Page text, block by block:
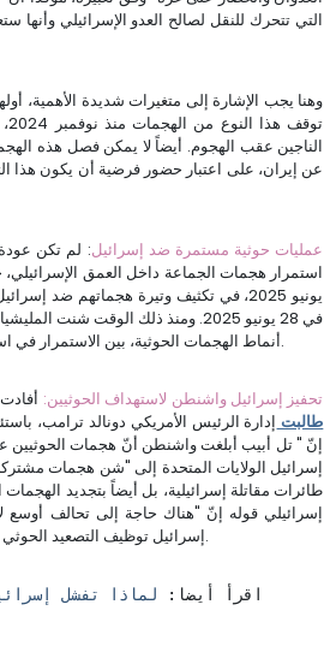
التي تتحرك للنقل لصالح العدو الإسرائيلي وأنها
وهنا يجب الإشارة إلى متغيرات شديدة الأهمية،
عن إيران، على اعتبار حضور فرضية أن يكون هذا
2- عمليات حوثية مستمرة ضد إسرائيل: لم تكن
يونيو 2025، في تكثيف وتيرة هجماتهم ضد إسرائيل، حيث
في 28 يونيو 2025. ومنذ ذلك الوقت
أنماط الهجمات الحوثية، بين الاستمرار في استهداف الداخل الإسرائيلي، وعودة استهداف الملاحة في البحر الأحمر.
3- تحفيز إسرائيل واشنطن لاستهداف الحوثيين: أفادت وسائل
طالبت إدارة الرئيس الأمريكي دونالد ترامب،
إنّ " تل أبيب أبلغت واشنطن أنّ هجمات
إسرائيل الولايات المتحدة إلى "شن هجمات
طائرات مقاتلة إسرائيلية، بل أيضاً بتجديد
إسرائيلي قوله إنّ "هناك حاجة إلى تحالف
إسرائيل توظيف التصعيد الحوثي الأخير من أجل إعادة واشنطن إلى مربع التصعيد ضد الميليشيا اليمنية.
اقرأ أيضا: لماذا تفشل